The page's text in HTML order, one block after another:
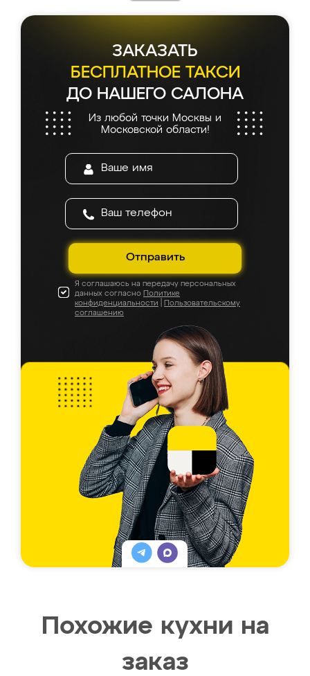
ЗАКАЗАТЬ
БЕСПЛАТНОЕ ТАКСИ
ДО НАШЕГО САЛОНА
Из любой точки Москвы и
Московской области!
Отправить
Я соглашаюсь на передачу персональных
данных согласно Политике
конфиденциальности
Пользовательскому
соглашению
Похожие кухни на
заказ